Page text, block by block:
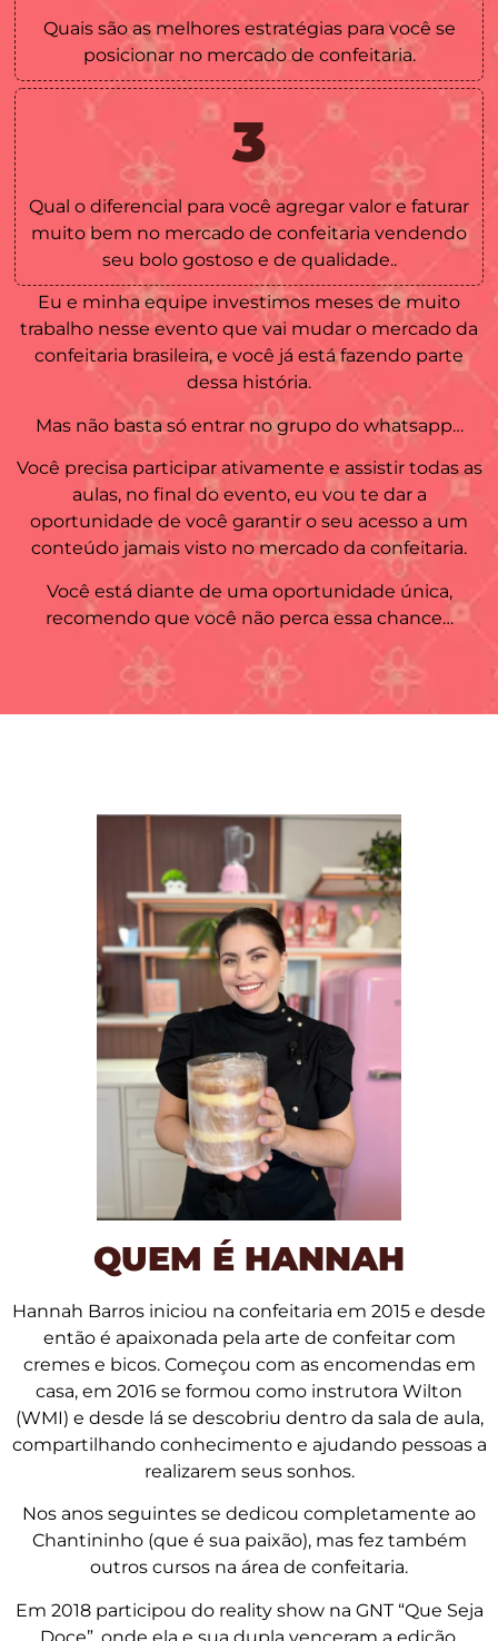
Quais são as melhores estratégias para você se
posicionar no mercado de confeitaria.
3
Qual o diferencial para você agregar valor e faturar
muito bem no mercado de confeitaria vendendo
seu bolo gostoso e de qualidade..
Eu e minha equipe investimos meses de muito
trabalho nesse evento que vai mudar o mercado da
confeitaria brasileira, e você já está fazendo parte
dessa história.
Mas não basta só entrar no grupo do whatsapp…
Você precisa participar ativamente e assistir todas as
aulas, no final do evento, eu vou te dar a
oportunidade de você garantir o seu acesso a um
conteúdo jamais visto no mercado da confeitaria.
Você está diante de uma oportunidade única,
recomendo que você não perca essa chance…
QUEM É HANNAH
Hannah Barros iniciou na confeitaria em 2015 e desde
então é apaixonada pela arte de confeitar com
cremes e bicos. Começou com as encomendas em
casa, em 2016 se formou como instrutora Wilton
(WMI) e desde lá se descobriu dentro da sala de aula,
compartilhando conhecimento e ajudando pessoas a
realizarem seus sonhos.
Nos anos seguintes se dedicou completamente ao
Chantininho (que é sua paixão), mas fez também
outros cursos na área de confeitaria.
Em 2018 participou do reality show na GNT “Que Seja